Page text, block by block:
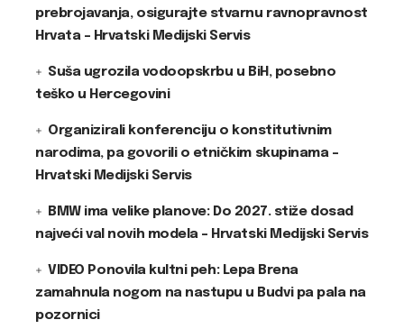
prebrojavanja, osigurajte stvarnu ravnopravnost
Hrvata – Hrvatski Medijski Servis
Suša ugrozila vodoopskrbu u BiH, posebno
teško u Hercegovini
Organizirali konferenciju o konstitutivnim
narodima, pa govorili o etničkim skupinama –
Hrvatski Medijski Servis
BMW ima velike planove: Do 2027. stiže dosad
najveći val novih modela – Hrvatski Medijski Servis
VIDEO Ponovila kultni peh: Lepa Brena
zamahnula nogom na nastupu u Budvi pa pala na
pozornici